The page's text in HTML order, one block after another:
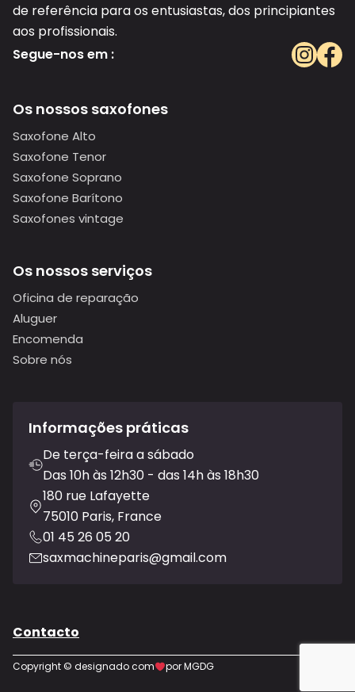
de referência para os entusiastas, dos principiantes
aos profissionais.
Segue-nos em :
Os nossos saxofones
Saxofone Alto
Saxofone Tenor
Saxofone Soprano
Saxofone Barítono
Saxofones vintage
Os nossos serviços
Oficina de reparação
Aluguer
Encomenda
Sobre nós
Informações práticas
De terça-feira a sábado
Das 10h às 12h30 - das 14h às 18h30
180 rue Lafayette
75010 Paris, France
01 45 26 05 20
saxmachineparis@gmail.com
Contacto
Copyright © designado com por MGDG